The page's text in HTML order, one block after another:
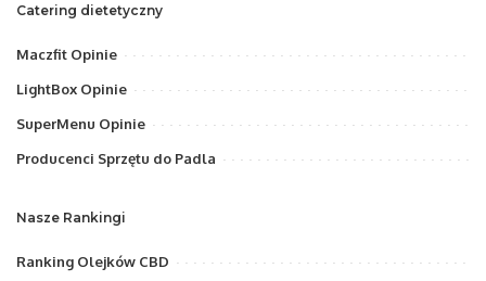
Catering dietetyczny
Maczfit Opinie
LightBox Opinie
SuperMenu Opinie
Producenci Sprzętu do Padla
Nasze Rankingi
Ranking Olejków CBD